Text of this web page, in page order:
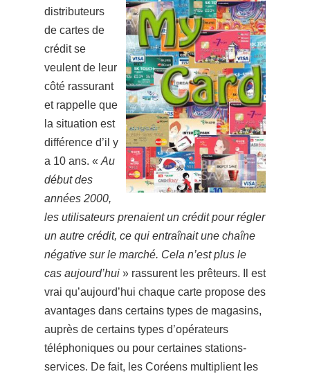
distributeurs
de cartes de
crédit se
veulent de leur
côté rassurant
et rappelle que
la situation est
différence d’il y
a 10 ans. « Au
début des
années 2000,
les utilisateurs prenaient un crédit pour régler
un autre crédit, ce qui entraînait une chaîne
négative sur le marché. Cela n’est plus le
cas aujourd’hui » rassurent les prêteurs. Il est
vrai qu’aujourd’hui chaque carte propose des
avantages dans certains types de magasins,
auprès de certains types d’opérateurs
téléphoniques ou pour certaines stations-
services. De fait, les Coréens multiplient les